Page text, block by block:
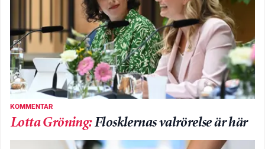
KOMMENTAR
Lotta Gröning:Flosklernas valrörelse är här